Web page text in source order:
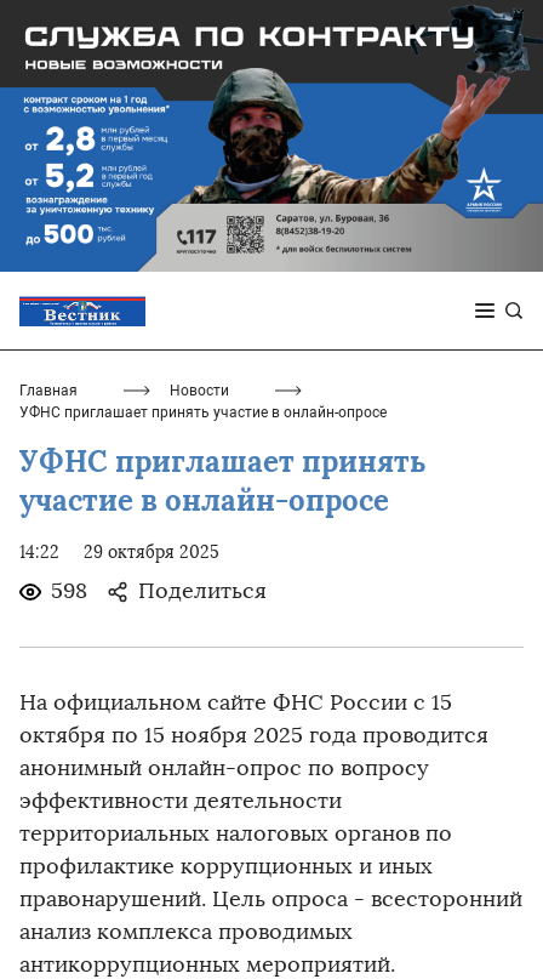
Главная
Новости
УФНС приглашает принять участие в онлайн-опросе
УФНС приглашает принять
участие в онлайн-опросе
14:22 29 октября 2025
598 Поделиться
На официальном сайте ФНС России с 15
октября по 15 ноября 2025 года проводится
анонимный онлайн-опрос по вопросу
эффективности деятельности
территориальных налоговых органов по
профилактике коррупционных и иных
правонарушений. Цель опроса - всесторонний
анализ комплекса проводимых
антикоррупционных мероприятий.